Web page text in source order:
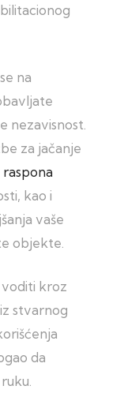
na
nezavisnost.
za jačanje
kao i
vaše
objekte.
kroz
stvarnog
da